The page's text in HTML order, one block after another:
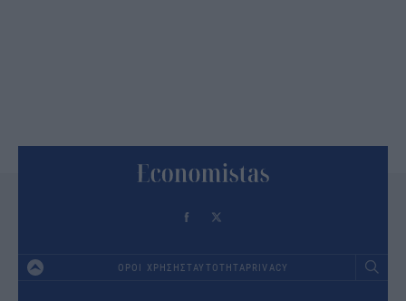
ΟΡΟΙ ΧΡΗΣΗΣΤΑΥΤΟΤΗΤΑPRIVACY